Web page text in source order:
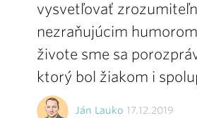
vysvetľovať
nezraňujúcim
živote sme sa
ktorý bol žiakom i
Ján Lauko 17.12.2019